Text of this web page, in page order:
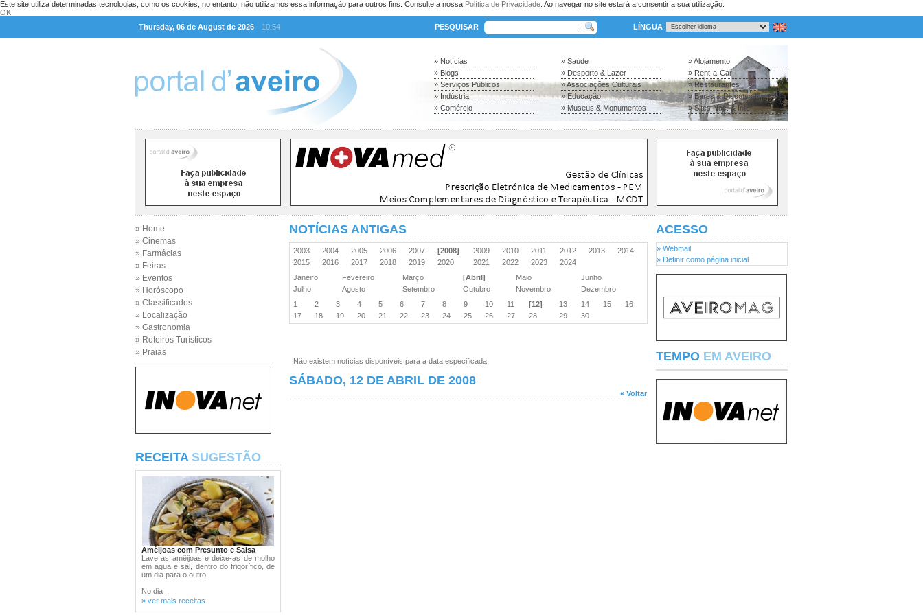
Este site utiliza determinadas tecnologias, como os cookies, no entanto, não utilizamos essa informação para outros fins. Consulte a nossa Política de Privacidade . Ao navegar no site estará a consentir a sua utilização.
OK
Thursday, 06 de August de 2026
10:54 PESQUISAR LÍNGUA
» Notícias
» Blogs
» Serviços Públicos
» Indústria
» Comércio
» Saúde
» Desporto & Lazer
» Associações Culturais
» Educação
» Museus & Monumentos
» Alojamento
» Rent-a-Car
» Restaurantes
» Bares & Discotecas
» Sites Nac. & Inter.
» Home
» Cinemas
» Farmácias
» Feiras
» Eventos
» Horóscopo
» Classificados
» Localização
» Gastronomia
» Roteiros Turísticos
» Praias
RECEITA SUGESTÃO
Amêijoas com Presunto e Salsa
Lave as amêijoas e deixe-as de molho
em água e sal, dentro do frigorífico, de
um dia para o outro.
No dia ...
» ver mais receitas
NOTÍCIAS ANTIGAS
2003 2004 2005 2006 2007 [2008] 2009 2010 2011 2012 2013
2014
2015
2016 2017 2018 2019 2020 2021 2022 2023
2024
Janeiro
Fevereiro Março [Abril] Maio
Junho
Julho
Agosto Setembro Outubro Novembro
Dezembro
1
2 3 4 5 6 7 8 9 10 11 [12] 13 14 15
16
17
18 19 20 21 22 23 24 25 26 27 28 29 30
Não existem notícias disponíveis para a data especificada.
SÁBADO, 12 DE ABRIL DE 2008
« Voltar
ACESSO
» Webmail
» Definir como página inicial
TEMPO EM AVEIRO